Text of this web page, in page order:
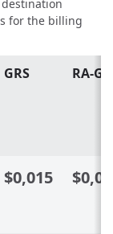
for the billing
GRS RA-
$0,015